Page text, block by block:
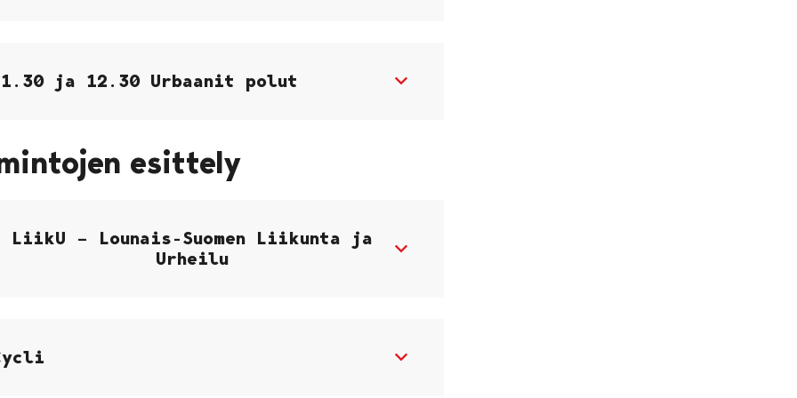
ja 12.30 Urbaanit polut
esittely
LiikU – Lounais-Suomen Liikunta ja
Urheilu